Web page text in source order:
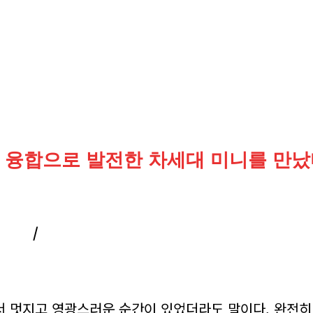
합으로 발전한 차세대 미니를 만
/
지고 영광스러운 순간이 있었더라도 말이다. 완전